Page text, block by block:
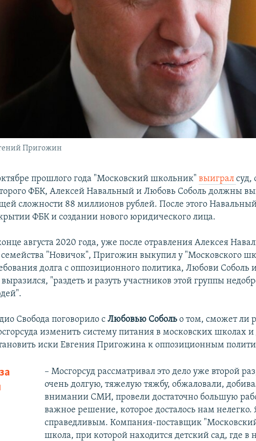
Пригожин
прошлого года "Московский школьник"выигралсуд,
ФБК, Алексей Навальный и Любовь Соболь должны
сложности 88 миллионов рублей. После этого
ФБК и создании нового юридического лица.
августа 2020 года, уже после отравления Алексея
семейства "Новичок", Пригожин выкупил у "Московского
долга с оппозиционного политика, Любови Соболь
"раздеть и разуть участников этой группы
Свобода поговорило сЛюбовью Собольо том, сможет ли
изменить систему питания в московских школах и
иски Евгения Пригожина к оппозиционным
– Мосгорсуд рассматривал это дело уже второй
очень долгую, тяжелую тяжбу, обжаловали,
внимании СМИ, провели достаточно большую
важное решение, которое досталось нам нелегко.
справедливым. Компания-поставщик
школа, при которой находится детский сад, где в